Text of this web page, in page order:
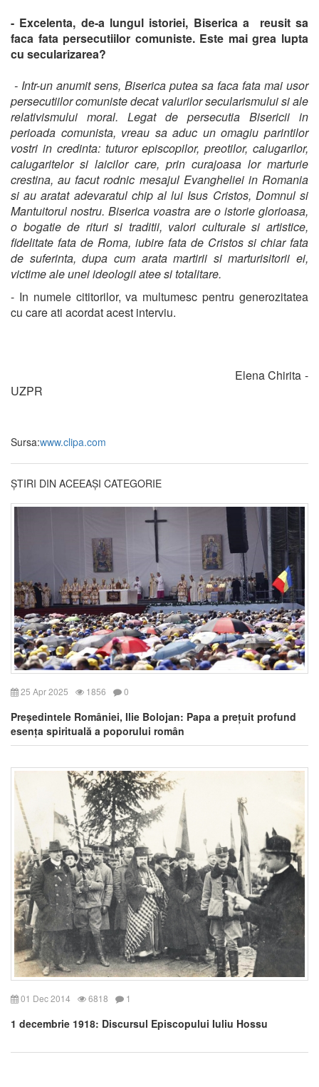
- Excelenta, de-a lungul istoriei, Biserica a reusit sa
faca fata persecutiilor comuniste. Este mai grea lupta
cu secularizarea?
- Intr-un anumit sens, Biserica putea sa faca fata mai usor
persecutiilor comuniste decat valurilor secularismului si ale
relativismului moral. Legat de persecutia Bisericii in
perioada comunista, vreau sa aduc un omagiu parintilor
vostri in credinta: tuturor episcopilor, preotilor, calugarilor,
calugaritelor si laicilor care, prin curajoasa lor marturie
crestina, au facut rodnic mesajul Evangheliei in Romania
si au aratat adevaratul chip al lui Isus Cristos, Domnul si
Mantuitorul nostru. Biserica voastra are o istorie glorioasa,
o bogatie de rituri si traditii, valori culturale si artistice,
fidelitate fata de Roma, iubire fata de Cristos si chiar fata
de suferinta, dupa cum arata martirii si marturisitorii ei,
victime ale unei ideologii atee si totalitare.
- In numele cititorilor, va multumesc pentru generozitatea
cu care ati acordat acest interviu.
Elena Chirita -
UZPR
Sursa:www.clipa.com
ȘTIRI DIN ACEEAȘI CATEGORIE
25 Apr 2025 1856 0
Președintele României, Ilie Bolojan: Papa a prețuit profund
esența spirituală a poporului român
01 Dec 2014 6818 1
1 decembrie 1918: Discursul Episcopului Iuliu Hossu